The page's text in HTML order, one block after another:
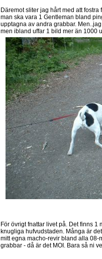
Däremot sliter jag hårt med att
man ska vara 1 Gentleman bland
upptagna av andra grabbar.
men ibland uffar 1 bild mer än 1000
För övrigt fnattar livet på. Det finns
knugliga hufvudstaden. Många är
mitt egna macho-revir bland alla 08-
grabbar - då är det MOI. Bara så ni